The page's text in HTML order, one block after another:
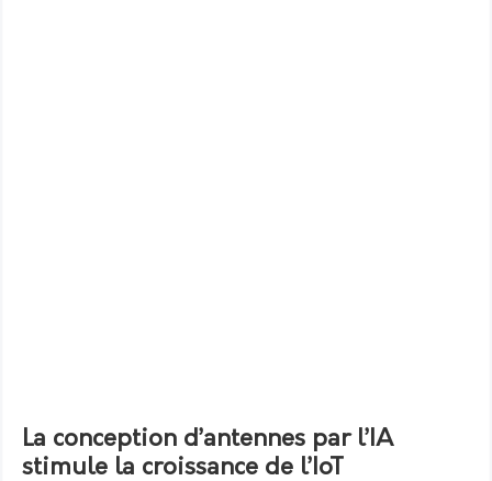
La conception d’antennes par l’IA
stimule la croissance de l’IoT